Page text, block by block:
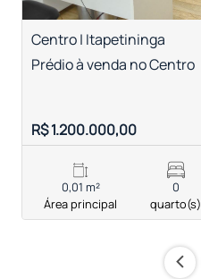
Centro | Itapetininga
Prédio à venda no Centro
R$ 1.200.000,00
0,01 m²
Área principal
0
quarto(s)
‹